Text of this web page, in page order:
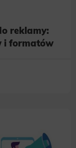
reklamy:
i formatów